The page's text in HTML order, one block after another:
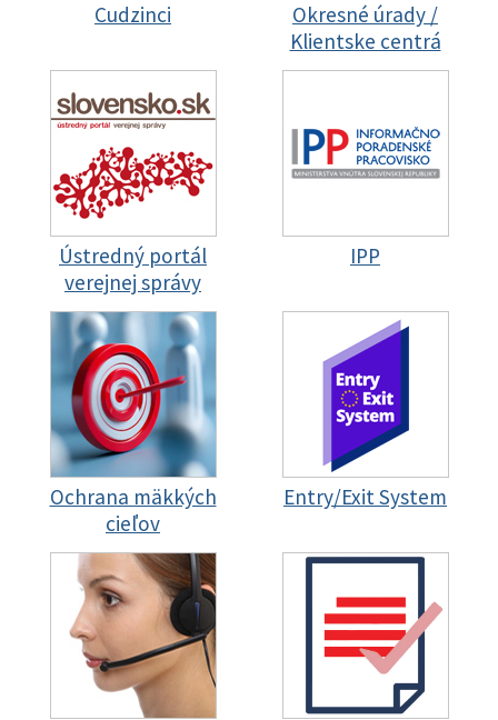
Cudzinci
Okresné úrady /
Klientske centrá
Ústredný portál
verejnej správy
IPP
Ochrana mäkkých
cieľov
Entry/Exit System